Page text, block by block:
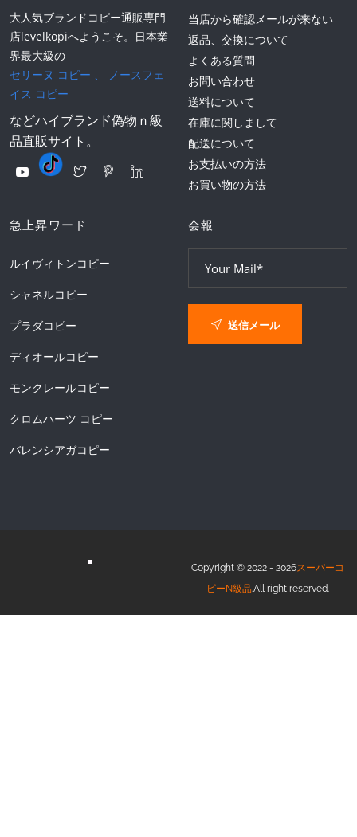
大人気ブランドコピー通販専門
店levelkopiへようこそ。日本業
界最大級の
セリーヌ コピー 、
ノースフェ
イス コピー
などハイブランド偽物ｎ級
品直販サイト。
当店から確認メールが来ない
返品、交換について
よくある質問
お問い合わせ
送料について
在庫に関しまして
配送について
お支払いの方法
お買い物の方法
急上昇ワード
ルイヴィトンコピー
シャネルコピー
プラダコピー
ディオールコピー
モンクレールコピー
クロムハーツ コピー
バレンシアガコピー
会報
送信メール
Copyright © 2022 - 2026スーパーコ
ピーN級品.All right reserved.